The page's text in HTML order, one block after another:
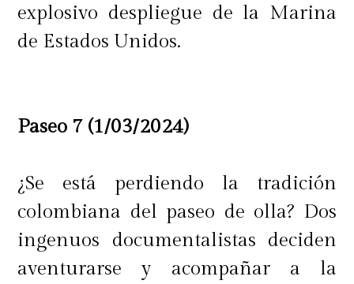
explosivo despliegue de la Marina
de Estados Unidos.
Paseo 7 (1/03/2024)
¿Se está perdiendo la tradición
colombiana del paseo de olla? Dos
ingenuos documentalistas deciden
aventurarse y acompañar a la